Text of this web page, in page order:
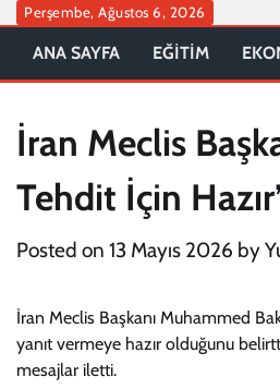
Skip
content
Perşembe, Ağustos 6, 2026
ANA SAYFA EĞİTİM
İran Meclis
Tehdit İçin
Posted on 13 Mayıs 2026 by
İran Meclis Başkanı Muhammed
yanıt vermeye hazır olduğunu
mesajlar iletti.